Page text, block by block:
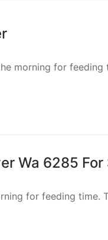
morning for feeding
Wa 6285
for feeding time.